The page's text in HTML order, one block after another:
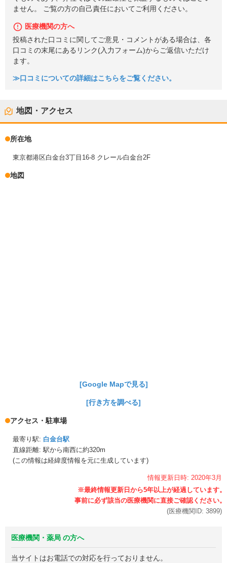
ません。 ご覧の方の自己責任においてご利用ください。
医療機関の方へ
投稿された口コミに関してご意見・コメントがある場合は、各
口コミの末尾にあるリンク(入力フォーム)からご返信いただけ
ます。
≫口コミについての詳細はこちらをご覧ください。
地図・アクセス
所在地
東京都港区白金台3丁目16-8 クレール白金台2F
地図
[Google Mapで見る]
[行き方を調べる]
アクセス・駐車場
最寄り駅: 白金台駅
直線距離: 駅から南西に約320m
(この情報は経緯度情報を元に生成しています)
情報更新日時: 2020年3月
(医療機関ID: 3899)
医療機関・薬局 の方へ
当サイトはお電話での対応を行っておりません。